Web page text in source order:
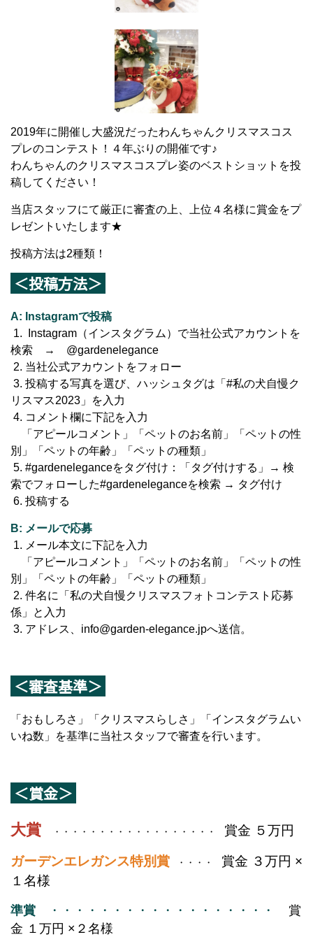
2019年に開催し大盛況だったわんちゃんクリスマスコス
プレのコンテスト！４年ぶりの開催です♪
わんちゃんのクリスマスコスプレ姿のベストショットを投
稿してください！
当店スタッフにて厳正に審査の上、上位４名様に賞金をプ
レゼントいたします★
投稿方法は2種類！
＜投稿方法＞
A: Instagramで投稿
1. Instagram（インスタグラム）で当社公式アカウントを
検索 → @gardenelegance
2. 当社公式アカウントをフォロー
3. 投稿する写真を選び、ハッシュタグは「#私の犬自慢ク
リスマス2023」を入力
4. コメント欄に下記を入力
「アピールコメント」「ペットのお名前」「ペットの性
別」「ペットの年齢」「ペットの種類」
5. #gardeneleganceをタグ付け：「タグ付けする」→ 検
索でフォローした#gardeneleganceを検索 → タグ付け
6. 投稿する
B: メールで応募
1. メール本文に下記を入力
「アピールコメント」「ペットのお名前」「ペットの性
別」「ペットの年齢」「ペットの種類」
2. 件名に「私の犬自慢クリスマスフォトコンテスト応募
係」と入力
3. アドレス、info@garden-elegance.jpへ送信。
＜審査基準＞
「おもしろさ」「クリスマスらしさ」「インスタグラムい
いね数」を基準に当社スタッフで審査を行います。
＜賞金＞
大賞 ・・・・・・・・・・・・・・・・・・ 賞金 ５万円
ガーデンエレガンス特別賞 ・・・・ 賞金 ３万円 ×
１名様
準賞 ・・・・・・・・・・・・・・・・・・
賞
金 １万円 ×２名様